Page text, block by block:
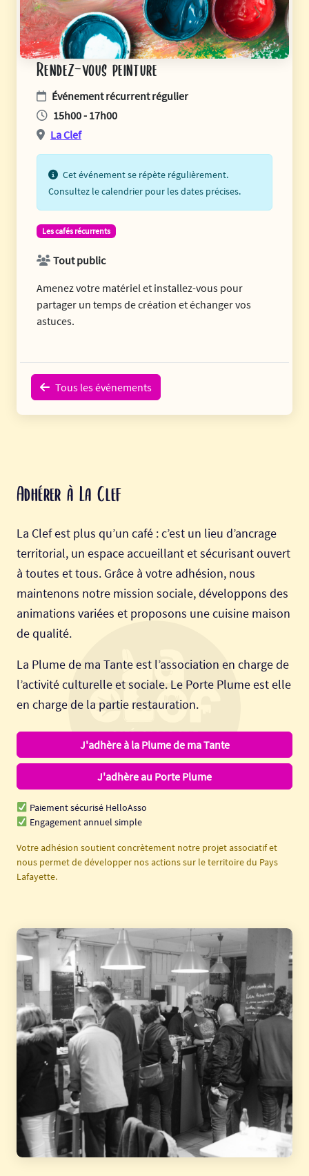
Rendez-vous peinture
Événement récurrent régulier
15h00 - 17h00
La Clef
Cet événement se répète régulièrement.
Consultez le calendrier pour les dates précises.
Les cafés récurrents
Tout public
Amenez votre matériel et installez-vous pour
partager un temps de création et échanger vos
astuces.
Tous les événements
Adhérer à La Clef
La Clef est plus qu’un café : c’est un lieu d’ancrage
territorial, un espace accueillant et sécurisant ouvert
à toutes et tous. Grâce à votre adhésion, nous
maintenons notre mission sociale, développons des
animations variées et proposons une cuisine maison
de qualité.
La Plume de ma Tante est l’association en charge de
l’activité culturelle et sociale. Le Porte Plume est elle
en charge de la partie restauration.
J'adhère à la Plume de ma Tante
J'adhère au Porte Plume
Paiement sécurisé HelloAsso
Engagement annuel simple
Votre adhésion soutient concrètement notre projet associatif et
nous permet de développer nos actions sur le territoire du Pays
Lafayette.